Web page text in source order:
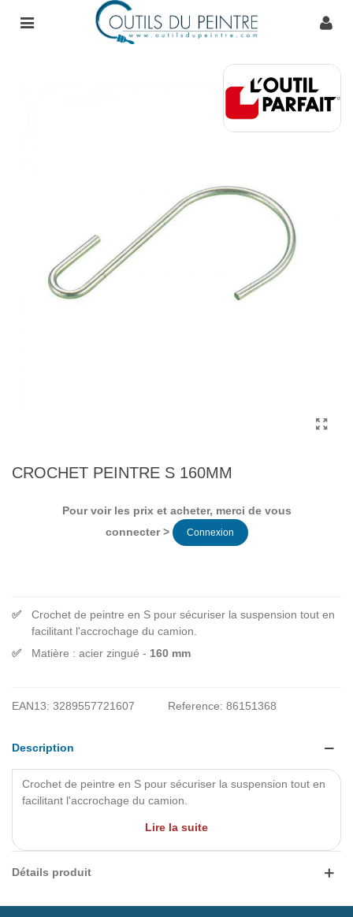
CROCHET PEINTRE S 160MM
Pour voir les prix et acheter, merci de vous
connecter >
Connexion
Crochet de peintre en S pour sécuriser la suspension tout en
facilitant l'accrochage du camion.
Matière : acier zingué - 160 mm
EAN13: 3289557721607 Reference: 86151368
Description
Crochet de peintre en S pour sécuriser la suspension tout en
facilitant l'accrochage du camion.
Matière : acier zingué - 160 mmLire la suite
Détails produit